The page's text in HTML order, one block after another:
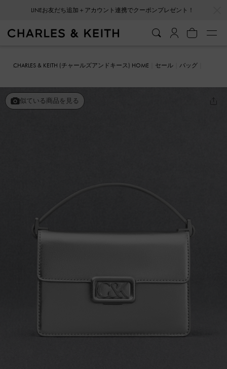
LINEお友だち追加＋アカウント連携でクーポンプレゼント！
CHARLES & KEITH (チャールズアンドキース) HOME セール
バッグ
似ている商品を見る